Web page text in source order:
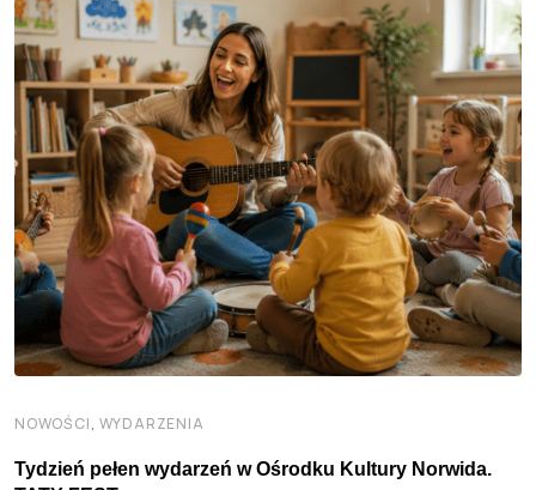
NOWOŚCI, WYDARZENIA
Tydzień pełen wydarzeń w Ośrodku Kultury Norwida.